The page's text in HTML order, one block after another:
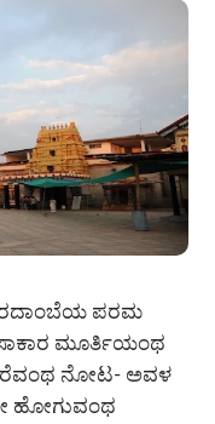
ಶಾರದಾಂಬೆಯ ಪರಮ
ಸಾಕಾರ ಮೂರ್ತಿಯಂಥ
ನೋಟ- ಅವಳ
ಹೋಗುವಂಥ